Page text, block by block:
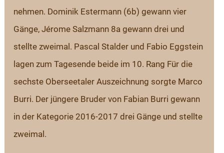
nehmen. Dominik Estermann (6b) gewann vier
Gänge, Jérome Salzmann 8a gewann drei und
stellte zweimal. Pascal Stalder und Fabio Eggstein
lagen zum Tagesende beide im 10. Rang Für die
sechste Oberseetaler Auszeichnung sorgte Marco
Burri. Der jüngere Bruder von Fabian Burri gewann
in der Kategorie 2016-2017 drei Gänge und stellte
zweimal.